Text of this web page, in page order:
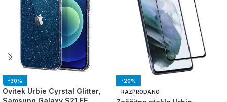
-30%
Ovitek Urbie Cyrstal Glitter,
-20%
RAZPRODANO